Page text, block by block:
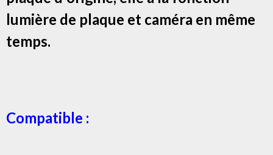
lumière de plaque et caméra en même
temps.
Compatible :